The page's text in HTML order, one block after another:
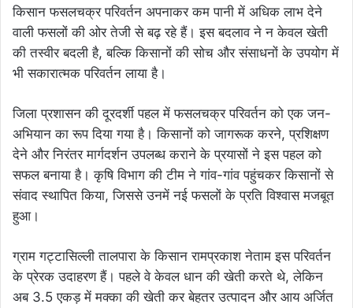
किसान फसलचक्र परिवर्तन अपनाकर कम पानी में अधिक लाभ देने
वाली फसलों की ओर तेजी से बढ़ रहे हैं। इस बदलाव ने न केवल खेती
की तस्वीर बदली है, बल्कि किसानों की सोच और संसाधनों के उपयोग में
भी सकारात्मक परिवर्तन लाया है।
जिला प्रशासन की दूरदर्शी पहल में फसलचक्र परिवर्तन को एक जन-
अभियान का रूप दिया गया है। किसानों को जागरूक करने, प्रशिक्षण
देने और निरंतर मार्गदर्शन उपलब्ध कराने के प्रयासों ने इस पहल को
सफल बनाया है। कृषि विभाग की टीम ने गांव-गांव पहुंचकर किसानों से
संवाद स्थापित किया, जिससे उनमें नई फसलों के प्रति विश्वास मजबूत
हुआ।
ग्राम गट्टासिल्ली तालपारा के किसान रामप्रकाश नेताम इस परिवर्तन
के प्रेरक उदाहरण हैं। पहले वे केवल धान की खेती करते थे, लेकिन
अब 3.5 एकड़ में मक्का की खेती कर बेहतर उत्पादन और आय अर्जित